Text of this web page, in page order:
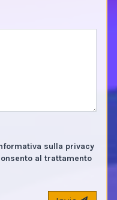
sulla privacy
al trattamento